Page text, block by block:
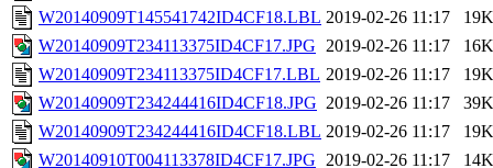
W20140909T145541742ID4CF18.LBL 2019-02-26 11:17
19K
W20140909T234113375ID4CF17.JPG 2019-02-26 11:17
16K
W20140909T234113375ID4CF17.LBL 2019-02-26 11:17
19K
W20140909T234244416ID4CF18.JPG 2019-02-26 11:17
39K
W20140909T234244416ID4CF18.LBL 2019-02-26 11:17
19K
W20140910T004113378ID4CF17.JPG 2019-02-26 11:17
14K